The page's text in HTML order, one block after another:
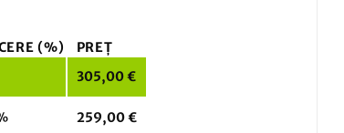
(%)
PREȚ
305,00€
259,00€